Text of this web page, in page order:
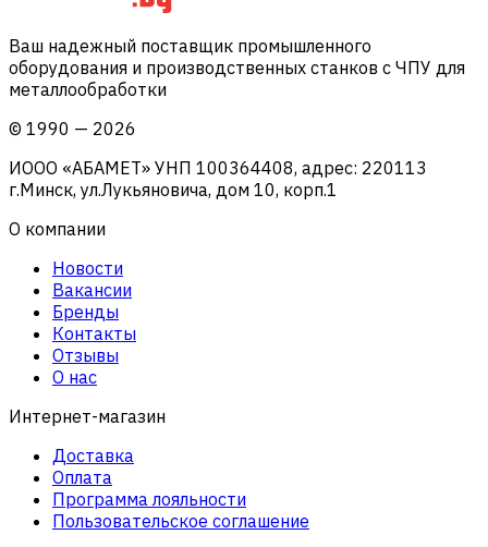
Ваш надежный поставщик промышленного
оборудования и производственных станков с ЧПУ для
металлообработки
© 1990 — 2026
ИООО «АБАМЕТ» УНП 100364408, адрес: 220113
г.Минск, ул.Лукьяновича, дом 10, корп.1
О компании
Новости
Вакансии
Бренды
Контакты
Отзывы
О нас
Интернет-магазин
Доставка
Оплата
Программа лояльности
Пользовательское соглашение